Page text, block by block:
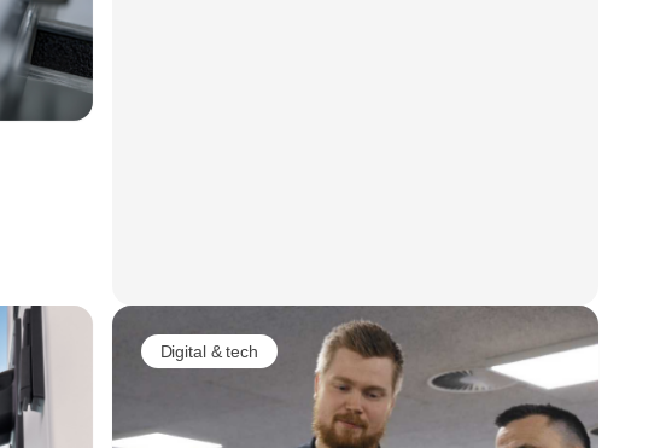
Digital & tech